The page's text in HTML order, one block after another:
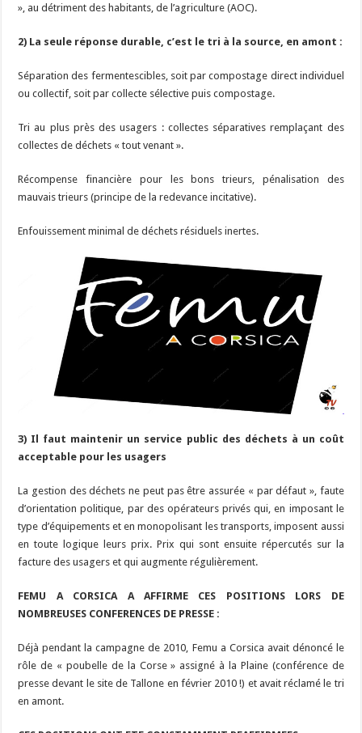
», au détriment des habitants, de l’agriculture (AOC).
2) La seule réponse durable, c’est le tri à la source, en amont :
Séparation des fermentescibles, soit par compostage direct individuel
ou collectif, soit par collecte sélective puis compostage.
Tri au plus près des usagers : collectes séparatives remplaçant des
collectes de déchets « tout venant ».
Récompense financière pour les bons trieurs, pénalisation des
mauvais trieurs (principe de la redevance incitative).
Enfouissement minimal de déchets résiduels inertes.
3) Il faut maintenir un service public des déchets à un coût
acceptable pour les usagers
La gestion des déchets ne peut pas être assurée « par défaut », faute
d’orientation politique, par des opérateurs privés qui, en imposant le
type d’équipements et en monopolisant les transports, imposent aussi
en toute logique leurs prix. Prix qui sont ensuite répercutés sur la
facture des usagers et qui augmente régulièrement.
FEMU A CORSICA A AFFIRME CES POSITIONS LORS DE
NOMBREUSES CONFERENCES DE PRESSE :
Déjà pendant la campagne de 2010, Femu a Corsica avait dénoncé le
rôle de « poubelle de la Corse » assigné à la Plaine (conférence de
presse devant le site de Tallone en février 2010 !) et avait réclamé le tri
en amont.